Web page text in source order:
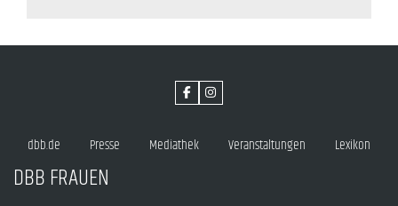
dbb.de Presse Mediathek Veranstaltungen Lexikon
DBB FRAUEN